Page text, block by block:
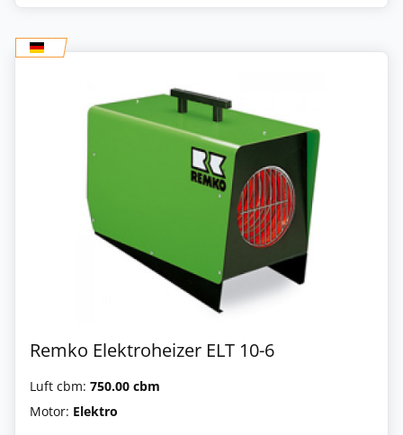
Remko Elektroheizer ELT 10-6
Luft cbm: 750.00 cbm
Motor: Elektro